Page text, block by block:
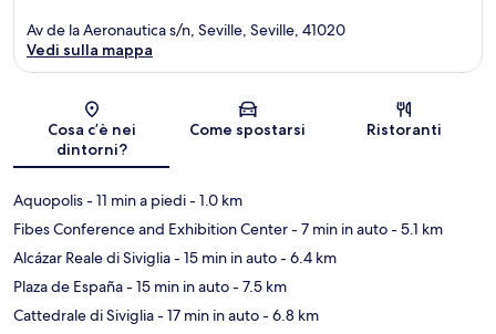
Mappa
Av de la Aeronautica s/n, Seville, Seville, 41020
Vedi sulla mappa
Cosa c’è nei
dintorni?
Come spostarsi Ristoranti
Aquopolis- 11 min a piedi- 1.0 km
Fibes Conference and Exhibition Center- 7 min in auto- 5.1 km
Alcázar Reale di Siviglia- 15 min in auto- 6.4 km
Plaza de España- 15 min in auto- 7.5 km
Cattedrale di Siviglia- 17 min in auto- 6.8 km